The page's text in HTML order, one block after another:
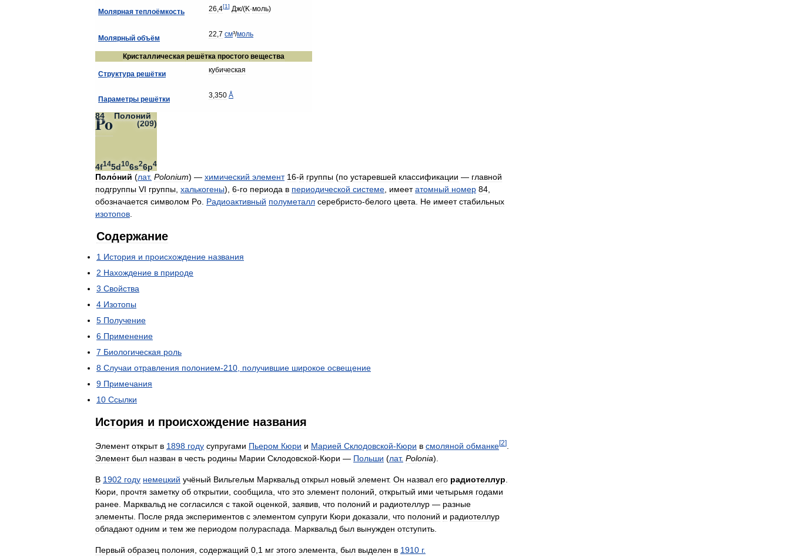
Молярная теплоёмкость 26,4[1] Дж/(K·моль)
Молярный объём 22,7 см³/моль
Кристаллическая решётка простого вещества
Структура решётки кубическая
Параметры решётки 3,350 Å
84 Полоний
Po (209)
4f145d106s26p4
Поло́ний (лат. Polonium) — химический элемент 16-й группы (по устаревшей классификации — главной
подгруппы VI группы халькогены), 6-го периода в периодической системе имеет атомный номер 84
обозначается символом Po Радиоактивный полуметалл серебристо-белого цвета Не имеет стабильных
изотопов
Содержание
1 История и происхождение названия
2 Нахождение в природе
3 Свойства
4 Изотопы
5 Получение
6 Применение
7 Биологическая роль
8 Случаи отравления полонием-210 получившие широкое освещение
9 Примечания
10 Ссылки
История и происхождение названия
Элемент открыт в 1898 году супругами Пьером Кюри и Марией Склодовской-Кюри в смоляной обманке[2]
Элемент был назван в честь родины Марии Склодовской-Кюри — Польши (лат. Polonia).
В 1902 году немецкий учёный Вильгельм Марквальд открыл новый элемент. Он назвал его радиотеллур
Кюри
прочтя заметку об открытии сообщила что это элемент полоний открытый ими четырьмя годами
ранее Марквальд не согласился с такой оценкой заявив что полоний и радиотеллур — разные
элементы После ряда экспериментов с элементом супруги Кюри доказали что полоний и радиотеллур
обладают одним и тем же периодом полураспада Марквальд был вынужден отступить
Первый образец полония содержащий 0 1 мг этого элемента был выделен в 1910 г.